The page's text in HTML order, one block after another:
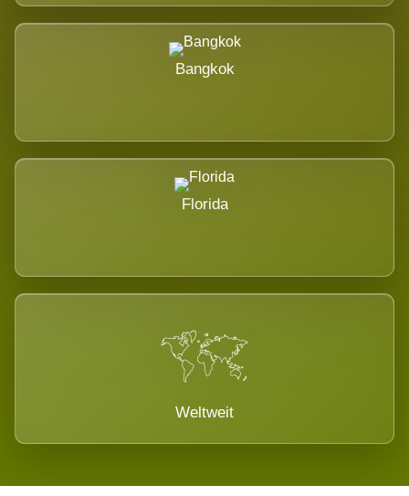
Bangkok
Florida
Weltweit